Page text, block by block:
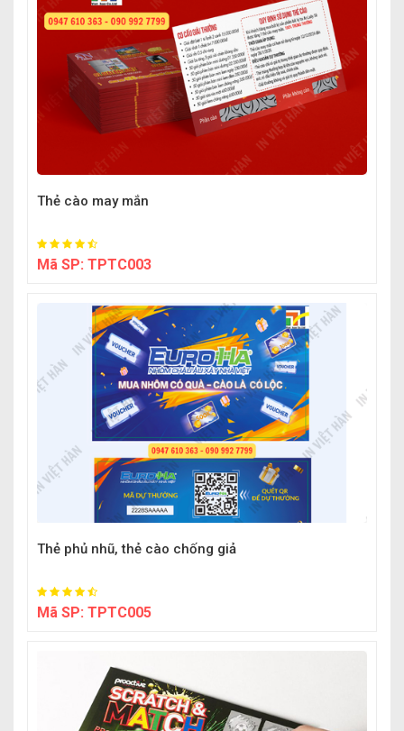
Thẻ cào may mắn
Mã SP: TPTC003
Thẻ phủ nhũ, thẻ cào chống giả
Mã SP: TPTC005